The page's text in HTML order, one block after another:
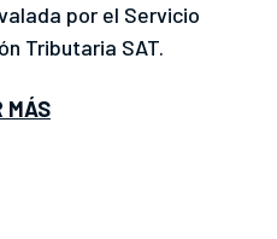
por el Servicio
Tributaria SAT.
MÁS